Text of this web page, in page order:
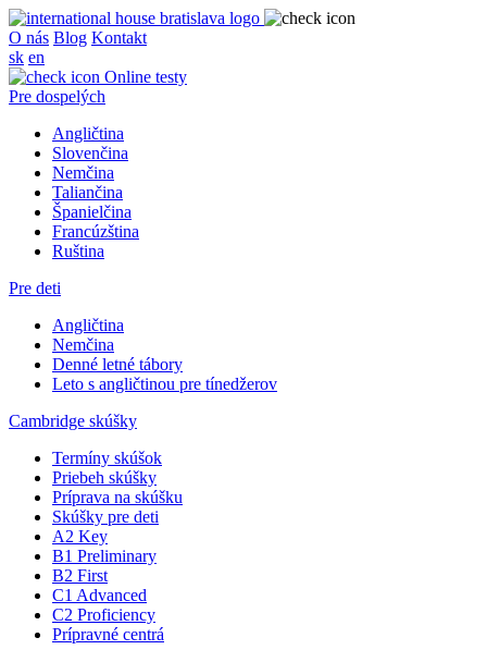
O nás Blog Kontakt
sk en
Online testy
Pre dospelých
Angličtina
Slovenčina
Nemčina
Taliančina
Španielčina
Francúzština
Ruština
Pre deti
Angličtina
Nemčina
Denné letné tábory
Leto s angličtinou pre tínedžerov
Cambridge skúšky
Termíny skúšok
Priebeh skúšky
Príprava na skúšku
Skúšky pre deti
A2 Key
B1 Preliminary
B2 First
C1 Advanced
C2 Proficiency
Prípravné centrá